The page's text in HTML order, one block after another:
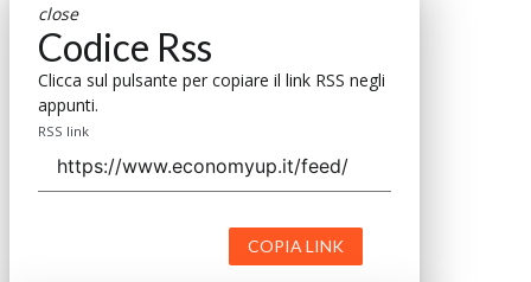
close
Codice Rss
Clicca sul pulsante per copiare il link RSS negli
appunti.
RSS link
COPIA LINK